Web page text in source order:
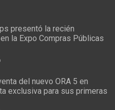
presentó la recién
la Expo Compras Públicas
del nuevo ORA 5 en
exclusiva para sus primeras